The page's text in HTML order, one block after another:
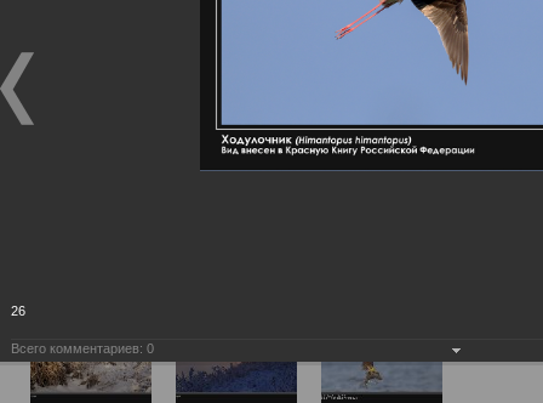
26
Всего комментариев: 0